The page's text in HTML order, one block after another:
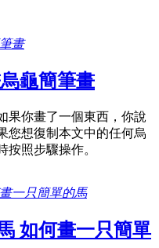
龜簡筆畫
果你畫了一個東西，你說
您想復制本文中的任何烏
按照步驟操作。
如何畫一只簡單